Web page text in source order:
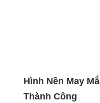
Hình Nền May
Thành Công